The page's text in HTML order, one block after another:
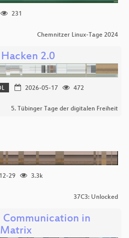
231
Chemnitzer Linux-Tage 2024
2.0
2026-05-17
472
5. Tübinger Tage der digitalen Freiheit
29
3.3k
37C3: Unlocked
Communication in